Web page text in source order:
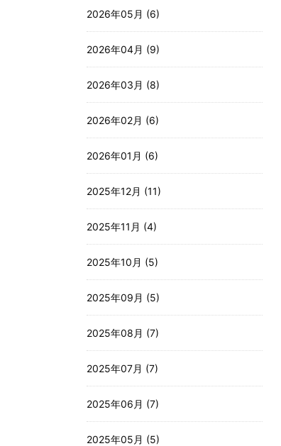
2026年05月 (6)
2026年04月 (9)
2026年03月 (8)
2026年02月 (6)
2026年01月 (6)
2025年12月 (11)
2025年11月 (4)
2025年10月 (5)
2025年09月 (5)
2025年08月 (7)
2025年07月 (7)
2025年06月 (7)
2025年05月 (5)